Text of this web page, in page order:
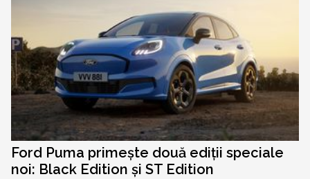
Ford Puma primește două ediții speciale
noi: Black Edition și ST Edition